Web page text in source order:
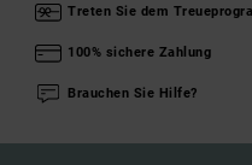
Treten Sie dem
100% sichere Zahlung
Brauchen Sie Hilfe?